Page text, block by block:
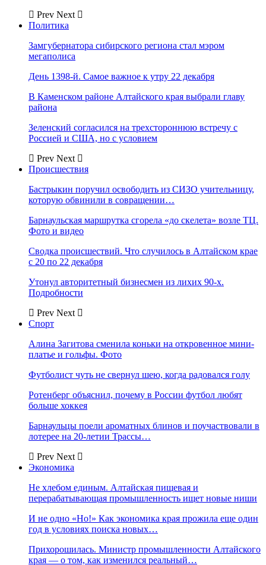
Prev Next
Политика
Замгубернатора сибирского региона стал мэром
мегаполиса
День 1398-й. Самое важное к утру 22 декабря
В Каменском районе Алтайского края выбрали главу
района
Зеленский согласился на трехстороннюю встречу с
Россией и США, но с условием
Prev Next
Происшествия
Бастрыкин поручил освободить из СИЗО учительницу,
которую обвинили в совращении…
Барнаульская маршрутка сгорела «до скелета» возле ТЦ.
Фото и видео
Сводка происшествий. Что случилось в Алтайском крае
с 20 по 22 декабря
Утонул авторитетный бизнесмен из лихих 90-х.
Подробности
Prev Next
Спорт
Алина Загитова сменила коньки на откровенное мини-
платье и гольфы. Фото
Футболист чуть не свернул шею, когда радовался голу
Ротенберг объяснил, почему в России футбол любят
больше хоккея
Барнаульцы поели ароматных блинов и поучаствовали в
лотерее на 20-летии Трассы…
Prev Next
Экономика
Не хлебом единым. Алтайская пищевая и
перерабатывающая промышленность ищет новые ниши
И не одно «Но!» Как экономика края прожила еще один
год в условиях поиска новых…
Прихорошилась. Министр промышленности Алтайского
края — о том, как изменился реальный…